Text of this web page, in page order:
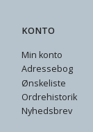
KONTO
Min konto
Adressebog
Ønskeliste
Ordrehistorik
Nyhedsbrev